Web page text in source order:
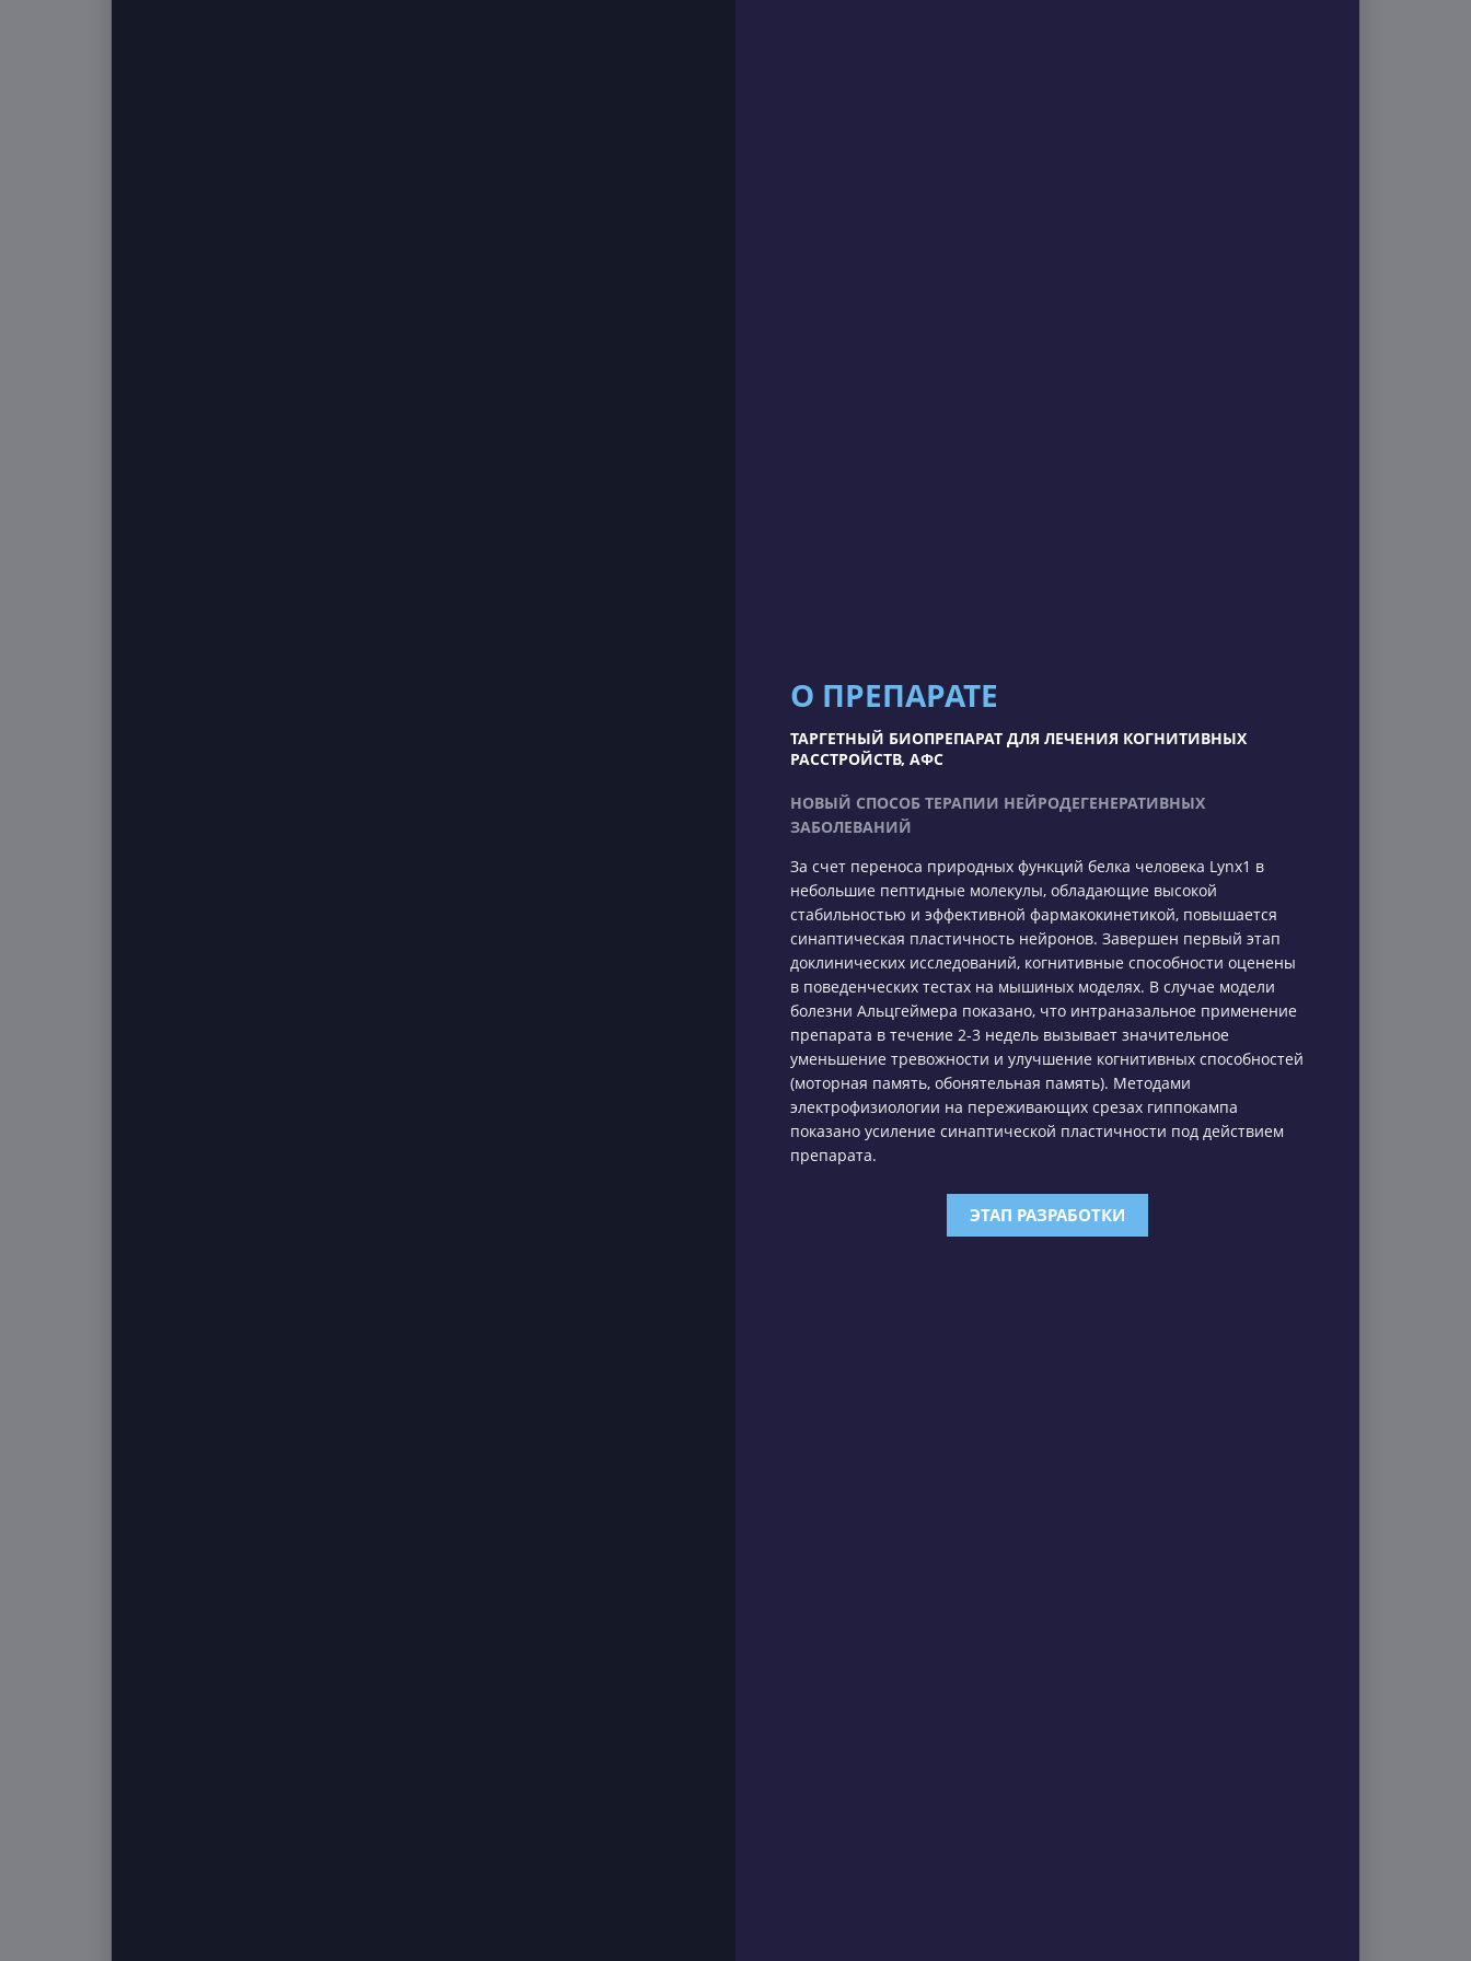
О ПРЕПАРАТЕ
ТАРГЕТНЫЙ БИОПРЕПАРАТ ДЛЯ ЛЕЧЕНИЯ КОГНИТИВНЫХ
РАССТРОЙСТВ, АФС
НОВЫЙ СПОСОБ ТЕРАПИИ НЕЙРОДЕГЕНЕРАТИВНЫХ
ЗАБОЛЕВАНИЙ
За счет переноса природных функций белка человека Lynx1 в
небольшие пептидные молекулы, обладающие высокой
стабильностью и эффективной фармакокинетикой, повышается
синаптическая пластичность нейронов. Завершен первый этап
доклинических исследований, когнитивные способности оценены
в поведенческих тестах на мышиных моделях. В случае модели
болезни Альцгеймера показано, что интраназальное применение
препарата в течение 2-3 недель вызывает значительное
уменьшение тревожности и улучшение когнитивных способностей
(моторная память, обонятельная память). Методами
электрофизиологии на переживающих срезах гиппокампа
показано усиление синаптической пластичности под действием
препарата.
ЭТАП РАЗРАБОТКИ